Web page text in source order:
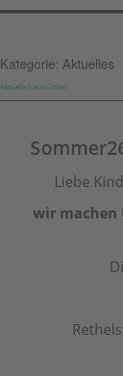
Kategorie: Aktuelles
Aktuelle Nachrichten
Liebe
wir machen